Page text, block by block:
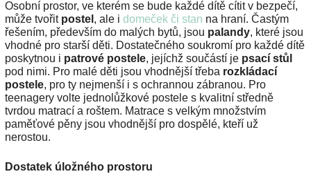
Osobní prostor, ve kterém se bude každé dítě cítit v bezpečí,
může tvořit postel , ale i domeček či stan na hraní. Častým
řešením, především do malých bytů, jsou palandy, které jsou
vhodné pro starší děti. Dostatečného soukromí pro každé dítě
poskytnou i patrové postele, jejíchž součástí je psací stůl
pod nimi. Pro malé děti jsou vhodnější třeba rozkládací
postele, pro ty nejmenší i s ochrannou zábranou. Pro
teenagery volte jednolůžkové postele s kvalitní středně
tvrdou matrací a roštem. Matrace s velkým množstvím
paměťové pěny jsou vhodnější pro dospělé, kteří už
nerostou.
Dostatek úložného prostoru